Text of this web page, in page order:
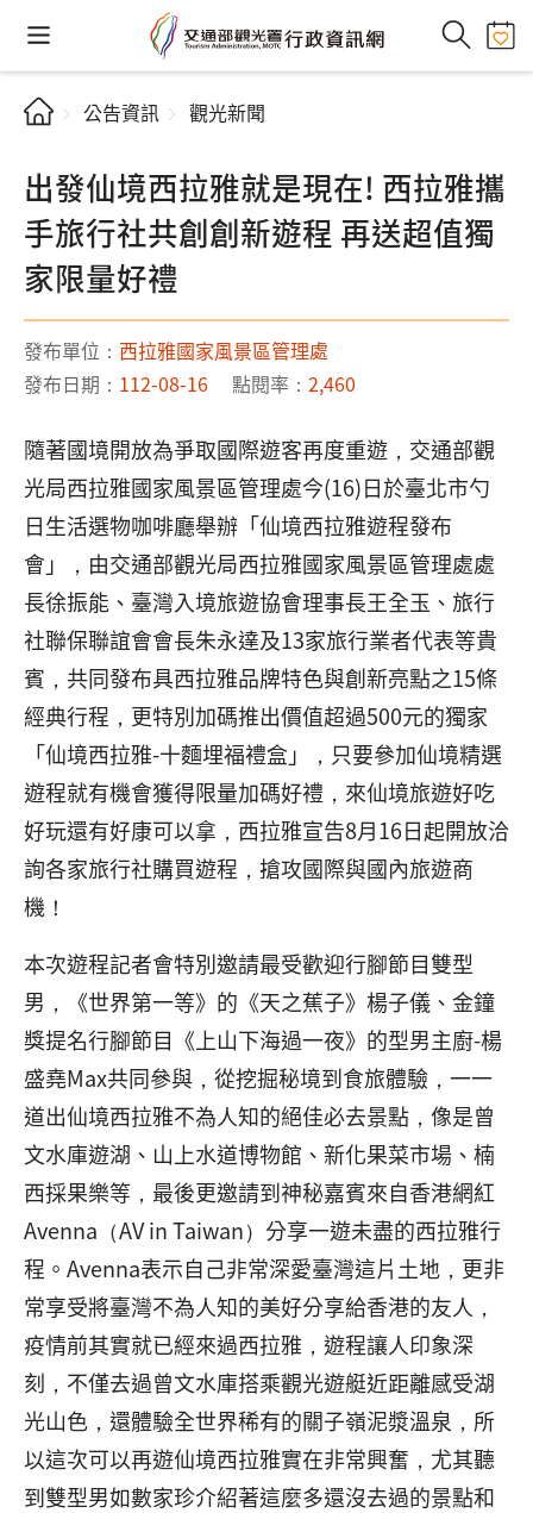
公告資訊 觀光新聞
出發仙境西拉雅就是現在! 西拉雅攜
手旅行社共創創新遊程 再送超值獨
家限量好禮
發布單位： 西拉雅國家風景區管理處
發布日期： 112-08-16 點閱率： 2,460
隨著國境開放為爭取國際遊客再度重遊，交通部觀
光局西拉雅國家風景區管理處今(16)日於臺北市勺
日生活選物咖啡廳舉辦「仙境西拉雅遊程發布
會」，由交通部觀光局西拉雅國家風景區管理處處
長徐振能、臺灣入境旅遊協會理事長王全玉、旅行
社聯保聯誼會會長朱永達及13家旅行業者代表等貴
賓，共同發布具西拉雅品牌特色與創新亮點之15條
經典行程，更特別加碼推出價值超過500元的獨家
「仙境西拉雅-十麵埋福禮盒」，只要參加仙境精選
遊程就有機會獲得限量加碼好禮，來仙境旅遊好吃
好玩還有好康可以拿，西拉雅宣告8月16日起開放洽
詢各家旅行社購買遊程，搶攻國際與國內旅遊商
機！
本次遊程記者會特別邀請最受歡迎行腳節目雙型
男，《世界第一等》的《天之蕉子》楊子儀、金鐘
獎提名行腳節目《上山下海過一夜》的型男主廚-楊
盛堯Max共同參與，從挖掘秘境到食旅體驗，一一
道出仙境西拉雅不為人知的絕佳必去景點，像是曾
文水庫遊湖、山上水道博物館、新化果菜市場、楠
西採果樂等，最後更邀請到神秘嘉賓來自香港網紅
Avenna（AV in Taiwan）分享一遊未盡的西拉雅行
程。Avenna表示自己非常深愛臺灣這片土地，更非
常享受將臺灣不為人知的美好分享給香港的友人，
疫情前其實就已經來過西拉雅，遊程讓人印象深
刻，不僅去過曾文水庫搭乘觀光遊艇近距離感受湖
光山色，還體驗全世界稀有的關子嶺泥漿溫泉，所
以這次可以再遊仙境西拉雅實在非常興奮，尤其聽
到雙型男如數家珍介紹著這麼多還沒去過的景點和